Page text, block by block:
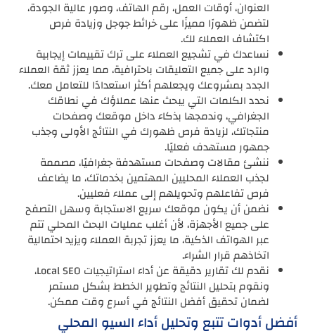
العنوان، أوقات العمل، رقم الهاتف، وصور عالية الجودة،
لتضمن ظهورًا مميزًا على خرائط جوجل وزيادة فرص
اكتشاف العملاء لك.
نساعدك في تشجيع العملاء على ترك تقييمات إيجابية
والرد على جميع التعليقات باحترافية، مما يعزز ثقة العملاء
الجدد بمشروعك ويجعلهم أكثر استعدادًا للتعامل معك.
نحدد الكلمات التي يبحث عنها عملاؤك في نطاقك
الجغرافي، وندمجها بذكاء داخل موقعك وصفحات
منتجاتك، لزيادة فرص ظهورك في النتائج الأولى وجذب
جمهور مستهدف فعليًا.
ننشئ مقالات وصفحات مستهدفة جغرافيًا، مصممة
لجذب العملاء المحليين المهتمين بخدماتك، ما يضاعف
فرص تفاعلهم وتحويلهم إلى عملاء فعليين.
نضمن أن يكون موقعك سريع الاستجابة وسهل التصفح
على جميع الأجهزة، لأن أغلب عمليات البحث المحلي تتم
عبر الهواتف الذكية، ما يعزز تجربة العملاء ويزيد احتمالية
اتخاذهم قرار الشراء.
نقدم لك تقارير دقيقة عن أداء استراتيجيات Local SEO،
ونقوم بتحليل النتائج وتطوير الخطط بشكل مستمر
لضمان تحقيق أفضل النتائج في أسرع وقت ممكن.
أفضل أدوات تتبع وتحليل أداء السيو المحلي